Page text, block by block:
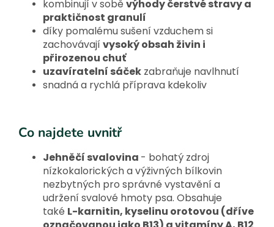
kombinují v sobě výhody čerstvé stravy a
praktičnost granulí
díky pomalému sušení vzduchem si
zachovávají vysoký obsah živin i
přirozenou chuť
uzavíratelní sáček zabraňuje navlhnutí
snadná a rychlá příprava kdekoliv
Co najdete uvnitř
Jehněčí svalovina - bohatý zdroj
nízkokalorických a výživných bílkovin
nezbytných pro správné vystavění a
udržení svalové hmoty psa. Obsahuje
také L-karnitin, kyselinu orotovou (dříve